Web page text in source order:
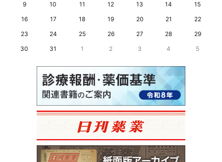
9
10 11 12 13 14
15
16
17 18 19 20 21
22
23
24 25 26 27 28
29
30
31 1 2 3 4 5